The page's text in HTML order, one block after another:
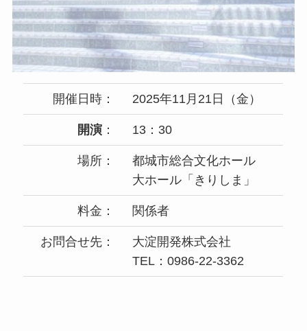
開催日時： 2025年11月21日（金）
開演： 13：30
場所：
都城市総合文化ホール
大ホール「きりしま」
料金： 関係者
お問合せ先：
大淀開発株式会社
TEL：0986-22-3362